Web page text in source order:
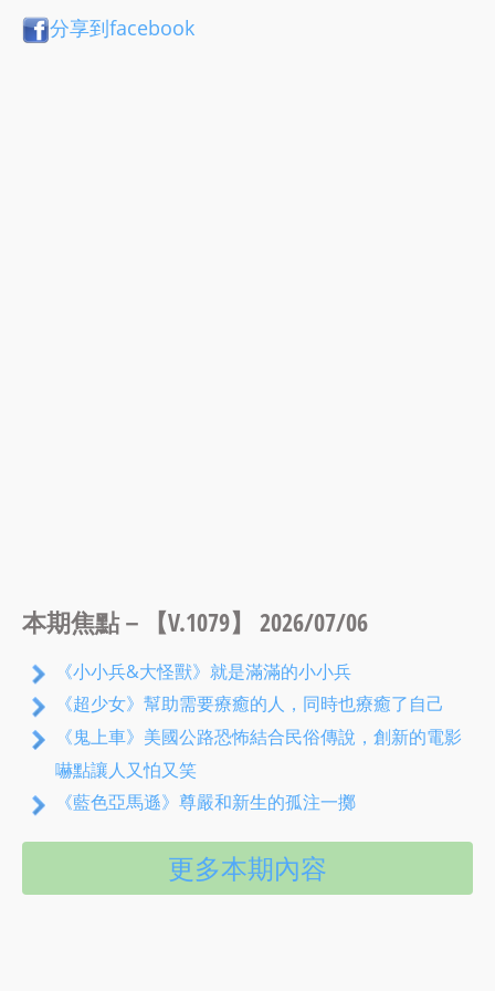
分享到facebook
本期焦點－【V.1079】 2026/07/06
《小小兵&大怪獸》就是滿滿的小小兵
《超少女》幫助需要療癒的人，同時也療癒了自己
《鬼上車》美國公路恐怖結合民俗傳說，創新的電影
嚇點讓人又怕又笑
《藍色亞馬遜》尊嚴和新生的孤注一擲
更多本期內容